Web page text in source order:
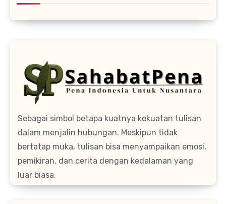
Sebagai simbol betapa kuatnya kekuatan tulisan
dalam menjalin hubungan. Meskipun tidak
bertatap muka, tulisan bisa menyampaikan emosi,
pemikiran, dan cerita dengan kedalaman yang
luar biasa.